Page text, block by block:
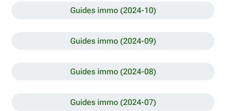
Guides immo (2024-10)
Guides immo (2024-09)
Guides immo (2024-08)
Guides immo (2024-07)